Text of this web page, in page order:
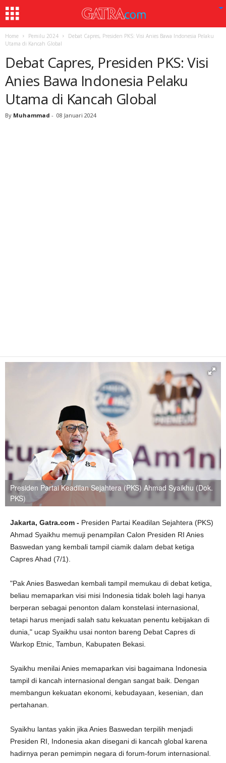
Home Pemilu 2024
Debat Capres, Presiden PKS: Visi Anies Bawa Indonesia Pelaku
Utama di Kancah Global
Debat Capres, Presiden PKS: Visi
Anies Bawa Indonesia Pelaku
Utama di Kancah Global
By Muhammad - 08 Januari 2024
Presiden Partai Keadilan Sejahtera (PKS) Ahmad Syaikhu (Dok.
PKS)
Jakarta, Gatra.com - Presiden Partai Keadilan Sejahtera (PKS)
Ahmad Syaikhu memuji penampilan Calon Presiden RI Anies
Baswedan yang kembali tampil ciamik dalam debat ketiga
Capres Ahad (7/1).
"Pak Anies Baswedan kembali tampil memukau di debat ketiga,
beliau memaparkan visi misi Indonesia tidak boleh lagi hanya
berperan sebagai penonton dalam konstelasi internasional,
tetapi harus menjadi salah satu kekuatan penentu kebijakan di
dunia," ucap Syaikhu usai nonton bareng Debat Capres di
Warkop Etnic, Tambun, Kabupaten Bekasi.
Syaikhu menilai Anies memaparkan visi bagaimana Indonesia
tampil di kancah internasional dengan sangat baik. Dengan
membangun kekuatan ekonomi, kebudayaan, kesenian, dan
pertahanan.
Syaikhu lantas yakin jika Anies Baswedan terpilih menjadi
Presiden RI, Indonesia akan disegani di kancah global karena
hadirnya peran pemimpin negara di forum-forum internasional.